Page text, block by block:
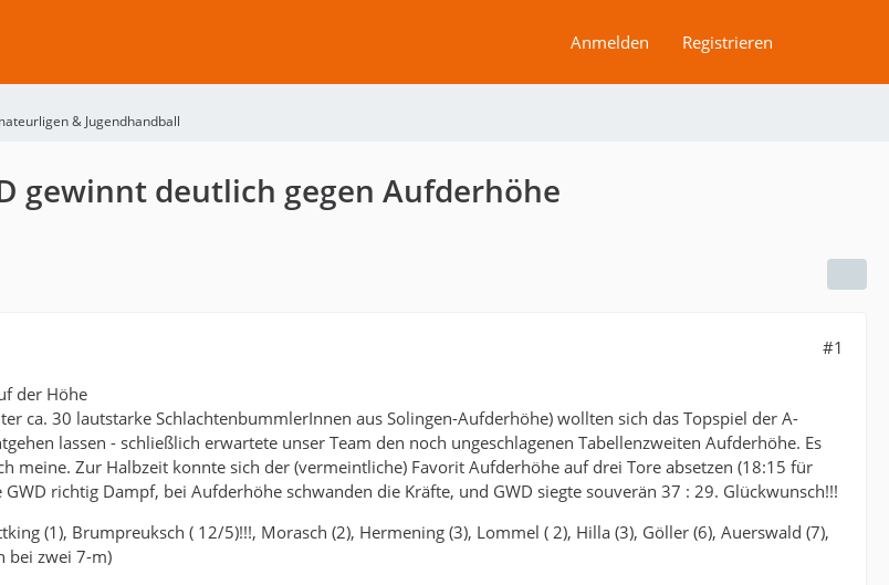
Anmelden Registrieren
& Jugendhandball
gewinnt deutlich gegen Aufderhöhe
#1
der Höhe
ca. 30 lautstarke SchlachtenbummlerInnen aus Solingen-Aufderhöhe) wollten sich das Topspiel der A-
lassen - schließlich erwartete unser Team den noch ungeschlagenen Tabellenzweiten Aufderhöhe. Es
meine. Zur Halbzeit konnte sich der (vermeintliche) Favorit Aufderhöhe auf drei Tore absetzen (18:15 für
richtig Dampf, bei Aufderhöhe schwanden die Kräfte, und GWD siegte souverän 37 : 29. Glückwunsch!!!
(1), Brumpreuksch ( 12/5)!!!, Morasch (2), Hermening (3), Lommel ( 2), Hilla (3), Göller (6), Auerswald (7),
bei zwei 7-m)